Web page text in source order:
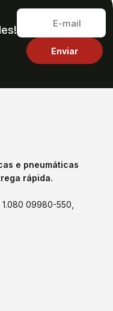
e pneumáticas
rápida.
09980-550,